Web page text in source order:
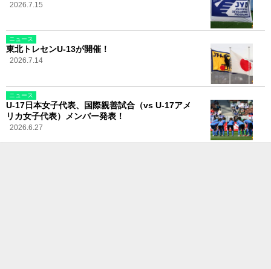
2026.7.15
ニュース
東北トレセンU-13が開催！
2026.7.14
ニュース
U-17日本女子代表、国際親善試合（vs U-17アメ
リカ女子代表）メンバー発表！
2026.6.27